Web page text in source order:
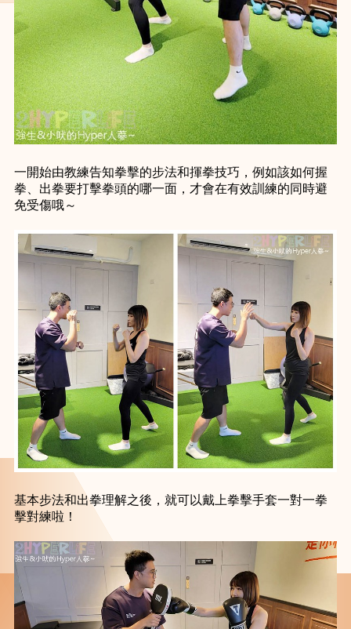
一開始由教練告知拳擊的步法和揮拳技巧，例如該如何握
拳、出拳要打擊拳頭的哪一面，才會在有效訓練的同時避
免受傷哦～
基本步法和出拳理解之後，就可以戴上拳擊手套一對一拳
擊對練啦！